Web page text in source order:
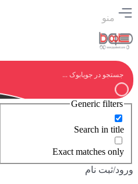
منو
Generic filters
Search in title
Exact matches only
ورود/ثبت نام